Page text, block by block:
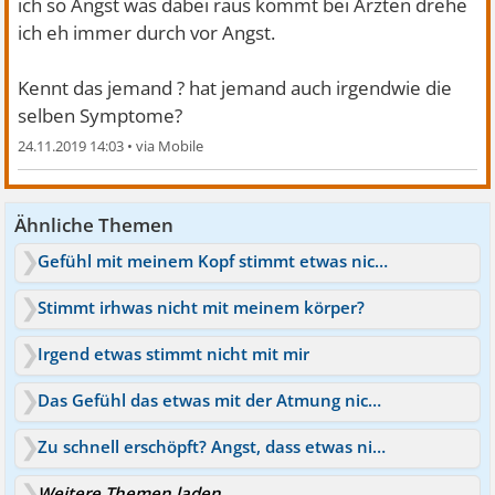
ich eh immer durch vor Angst.
Kennt das jemand ? hat jemand auch irgendwie die
selben Symptome?
24.11.2019 14:03 •
Ähnliche Themen
Gefühl mit meinem Kopf stimmt etwas nicht
Stimmt irhwas nicht mit meinem körper?
Irgend etwas stimmt nicht mit mir
Das Gefühl das etwas mit der Atmung nicht stimmt
Zu schnell erschöpft? Angst, dass etwas nicht stimmt. Euer Rat?